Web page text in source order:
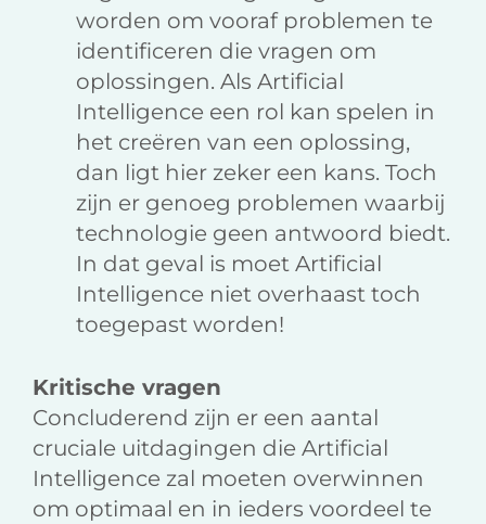
worden om vooraf problemen te
identificeren die vragen om
oplossingen. Als Artificial
Intelligence een rol kan spelen in
het creëren van een oplossing,
dan ligt hier zeker een kans. Toch
zijn er genoeg problemen waarbij
technologie geen antwoord biedt.
In dat geval is moet Artificial
Intelligence niet overhaast toch
toegepast worden!
Kritische vragen
Concluderend zijn er een aantal
cruciale uitdagingen die Artificial
Intelligence zal moeten overwinnen
om optimaal en in ieders voordeel te